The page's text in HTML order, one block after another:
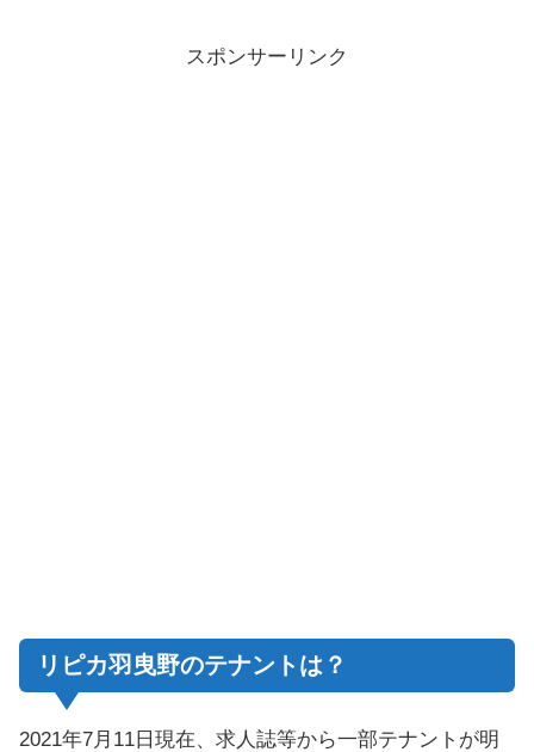
スポンサーリンク
リピカ羽曳野のテナントは？
2021年7月11日現在、求人誌等から一部テナントが明